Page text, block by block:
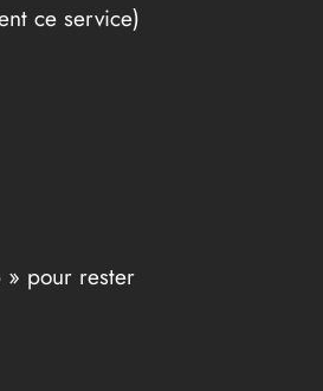
ce service)
» pour rester